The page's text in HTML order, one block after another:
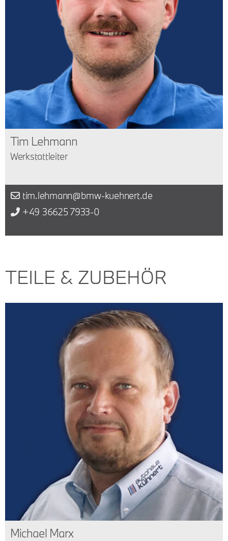
Tim Lehmann
Werkstattleiter
tim.lehmann@bmw-kuehnert.de
+49 36625 7933-0
TEILE & ZUBEHÖR
Michael Marx